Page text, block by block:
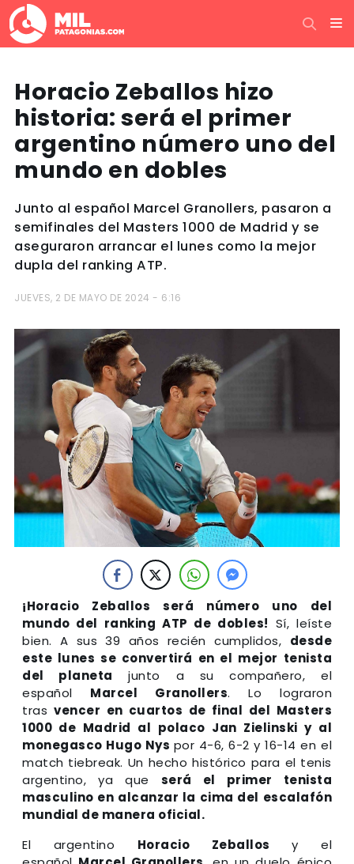
Horacio Zeballos hizo
historia: será el primer
argentino número uno del
mundo en dobles
Junto al español Marcel Granollers, pasaron a
semifinales del Masters 1000 de Madrid y se
aseguraron arrancar el lunes como la mejor
dupla del ranking ATP.
JUEVES, 2 DE MAYO DE 2024 - 6:16
¡Horacio Zeballos será número uno del
mundo del ranking ATP de dobles! Sí, leíste
bien. A sus 39 años recién cumplidos, desde
este lunes se convertirá en el mejor tenista
del planeta junto a su compañero, el
español Marcel Granollers. Lo lograron
trasvencer en cuartos de final del Masters
1000 de Madrid al polaco Jan Zielinski y al
monegasco Hugo Nys por 4-6, 6-2 y 16-14 en el
match tiebreak. Un hecho histórico para el tenis
argentino, ya que será el primer tenista
masculino en alcanzar la cima del escalafón
mundial de manera oficial.
El argentino Horacio Zeballos y el